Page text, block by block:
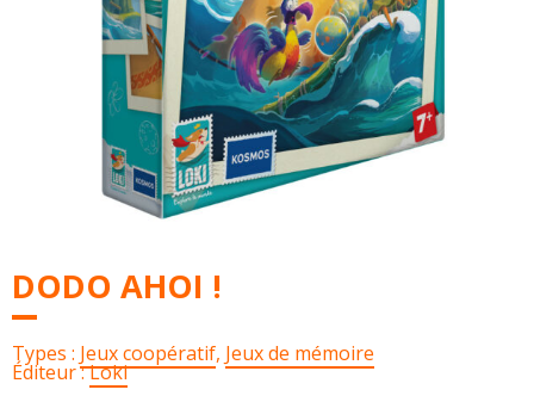
DODO AHOI !
Types : Jeux coopératif, Jeux de mémoire
Éditeur :Loki